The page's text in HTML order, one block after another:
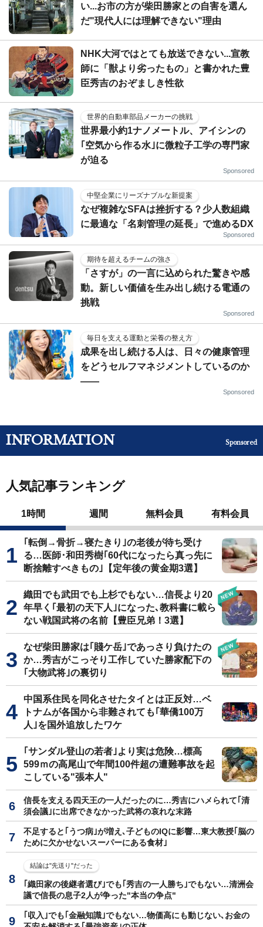
い...お市の方が柴田勝家との自害を選ん
だ"現代人には理解できない"理由
NHK大河ではとても放送できない...宣教
師に「獣より劣ったもの」と書かれた豊
臣秀吉のおぞましき性欲
世界的自動車部品メーカーの挑戦
世界最小約1ナノメートル、アイシンの
｢空気から作る水｣に微粒子工学の専門家
が迫る
Sponsored
中堅企業にリーズナブルな新提案
なぜ複雑なSFAは挫折する？少人数組織
に最適な「名刺管理の延長」で進めるDX
Sponsored
期待を超えるチームの強さ
「さすが」の一言に込められた驚きや感
動。新しい価値を生み出し続ける電通の
挑戦
Sponsored
毎日を支える運動と栄養の整え方
成果を出し続ける人は、日々の健康管理
をどうセルフマネジメントしているのか
——
Sponsored
INFORMATION Sponsored
人気記事ランキング
1時間 週間 無料会員 有料会員
｢転倒→骨折→寝たきり｣の老後が待ち受け
る…医師･和田秀樹｢60代になったら真っ先に
断捨離すべきもの｣【定年後の黄金期3選】
織田でも武田でも上杉でもない…信長より20
年早く｢最初の天下人｣になった､教科書に載ら
ない戦国武将の名前【豊臣兄弟！3選】
なぜ柴田勝家は｢賤ケ岳｣であっさり負けたの
か…秀吉がこっそり工作していた勝家配下の
｢大物武将｣の裏切り
中国系住民を同化させたタイとは正反対…ベ
トナムが各国から非難されても｢華僑100万
人｣を国外追放したワケ
｢サンダル登山の若者｣より実は危険…標高
599ｍの高尾山で年間100件超の遭難事故を起
こしている"張本人"
信長を支える四天王の一人だったのに…秀吉にハメられて｢清
須会議｣に出席できなかった武将の哀れな末路
不足すると｢うつ病｣が増え､子どものIQに影響…東大教授｢脳の
ために欠かせないスーパーにある食材｣
結論は"先送り"だった
｢織田家の後継者選び｣でも｢秀吉の一人勝ち｣でもない…清洲会
議で信長の息子2人が争った"本当の争点"
｢収入｣でも｢金融知識｣でもない…物価高にも動じない､お金の